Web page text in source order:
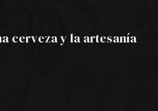
cerveza y la artesanía